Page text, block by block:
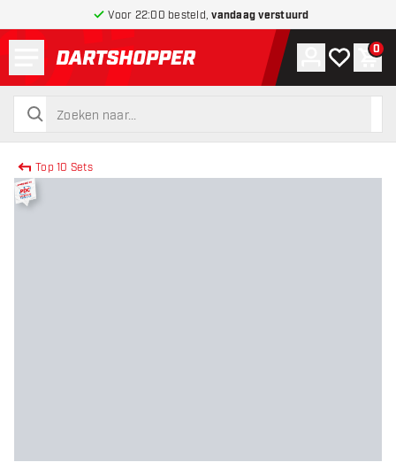
Voor 22:00 besteld,vandaag verstuurd
terug naar home pagina
zoeken
zoeken
Account
Mijn 0
Top 10 Sets